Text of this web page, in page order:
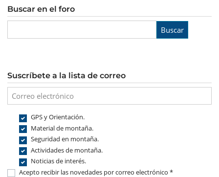
Buscar en el foro
Buscar
Suscríbete a la lista de correo
GPS y Orientación.
Material de montaña.
Seguridad en montaña.
Actividades de montaña.
Noticias de interés.
Acepto recibir las novedades por correo electrónico *